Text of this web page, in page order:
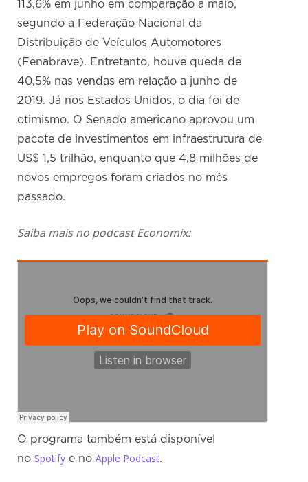
113,6% em junho em comparação a maio,
segundo a Federação Nacional da
Distribuição de Veículos Automotores
(Fenabrave). Entretanto, houve queda de
40,5% nas vendas em relação a junho de
2019. Já nos Estados Unidos, o dia foi de
otimismo. O Senado americano aprovou um
pacote de investimentos em infraestrutura de
US$ 1,5 trilhão, enquanto que 4,8 milhões de
novos empregos foram criados no mês
passado.
Saiba mais no podcastEconomix:
O programa também está disponível
no Spotify e noApple Podcast.